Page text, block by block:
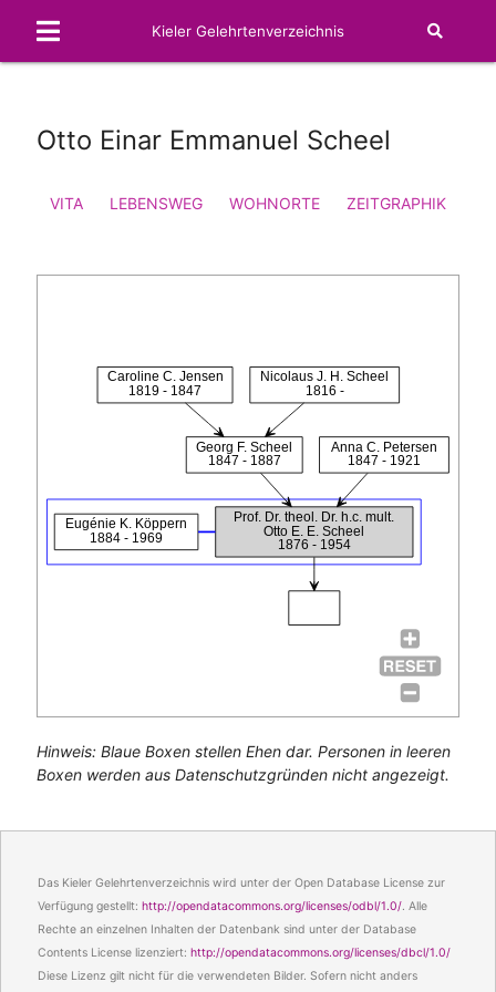
Kieler Gelehrtenverzeichnis
Otto Einar Emmanuel Scheel
VITA LEBENSWEG WOHNORTE ZEITGRAPHIK
Prof. Dr. theol. Dr. h.c. mult.
Otto E. E. Scheel
1876 - 1954
Eugénie K. Köppern
1884 - 1969
Caroline C. Jensen
1819 - 1847
Georg F. Scheel
1847 - 1887
Nicolaus J. H. Scheel
1816 -
Anna C. Petersen
1847 - 1921
Hinweis: Blaue Boxen stellen Ehen dar. Personen in leeren
Boxen werden aus Datenschutzgründen nicht angezeigt.
Das Kieler Gelehrtenverzeichnis wird unter der Open Database License zur
Verfügung gestellt: http://opendatacommons.org/licenses/odbl/1.0/. Alle
Rechte an einzelnen Inhalten der Datenbank sind unter der Database
Contents License lizenziert: http://opendatacommons.org/licenses/dbcl/1.0/
Diese Lizenz gilt nicht für die verwendeten Bilder. Sofern nicht anders